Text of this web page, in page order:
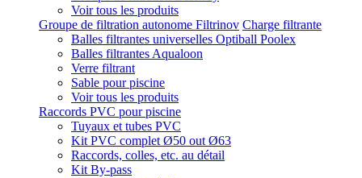
Voir tous les produits
Groupe de filtration autonome Filtrinov Charge filtrante
Balles filtrantes universelles Optiball Poolex
Balles filtrantes Aqualoon
Verre filtrant
Sable pour piscine
Voir tous les produits
Raccords PVC pour piscine
Tuyaux et tubes PVC
Kit PVC complet Ø50 out Ø63
Raccords, colles, etc. au détail
Kit By-pass